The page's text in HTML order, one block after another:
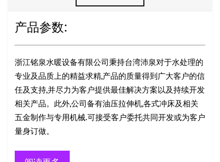
产品参数:
浙江铭泉水暖设备有限公司秉持台湾沛泉对于水处理的
专业及品质上的精益求精,产品的质量得到广大客户的信
任及支持,并尽力为客户提供最佳解决方案以及持续开发
相关产品。此外,公司备有油压拉伸机,各式冲床及相关
五金制作与专用机械.可接受客户委托共同开发或为客户
量身订做。